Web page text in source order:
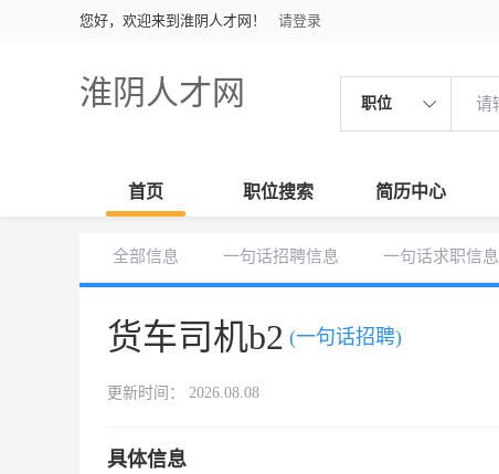
您好，欢迎来到淮阴人才网！ 请登录
淮阴人才网 职位
首页 职位搜索 简历中心
全部信息 一句话招聘信息 一句话求职信息
货车司机b2 (一句话招聘)
更新时间： 2026.08.08
具体信息